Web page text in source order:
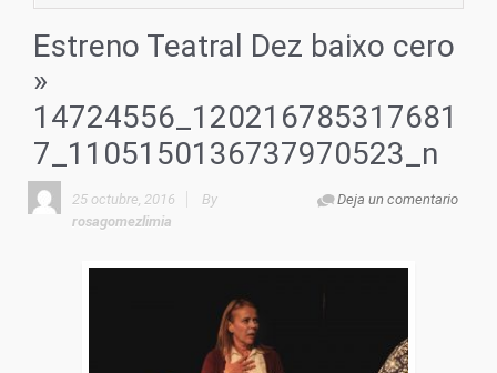
Estreno Teatral Dez baixo cero
»
14724556_120216785317681
7_1105150136737970523_n
25 octubre, 2016 Deja un comentario
By
rosagomezlimia